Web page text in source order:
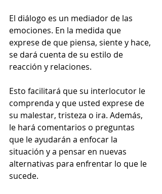
El diálogo es un mediador de las
emociones. En la medida que
exprese de que piensa, siente y hace,
se dará cuenta de su estilo de
reacción y relaciones.
Esto facilitará que su interlocutor le
comprenda y que usted exprese de
su malestar, tristeza o ira. Además,
le hará comentarios o preguntas
que le ayudarán a enfocar la
situación y a pensar en nuevas
alternativas para enfrentar lo que le
sucede.